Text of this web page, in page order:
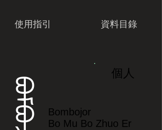
使用指引 資料目錄
個人
Bombojor
Bo Mu Bo Zhuo Er